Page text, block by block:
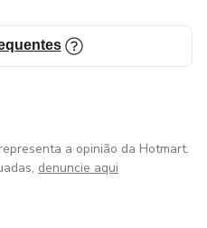
a opinião da Hotmart.
denuncie aqui